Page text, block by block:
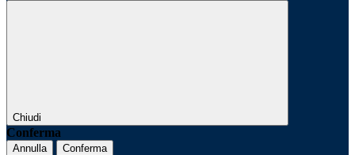
Chiudi
Conferma
Annulla Conferma